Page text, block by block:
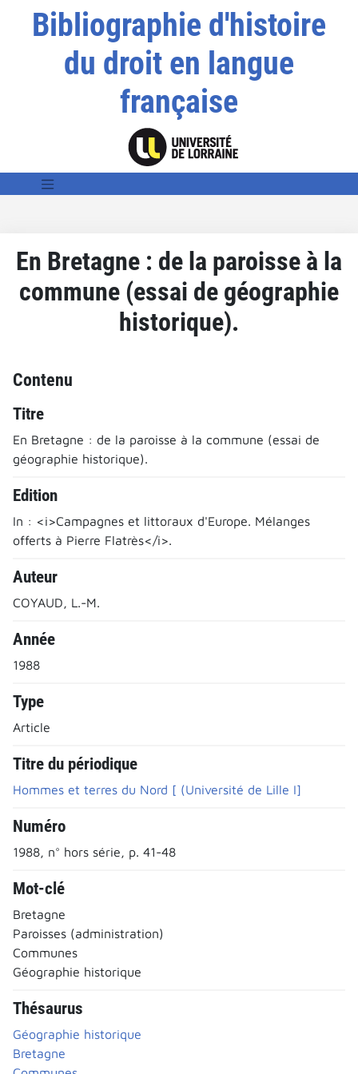
Bibliographie d'histoire
du droit en langue
française
En Bretagne : de la paroisse à la
commune (essai de géographie
historique).
Contenu
Titre
En Bretagne : de la paroisse à la commune (essai de
géographie historique).
Edition
In : <i>Campagnes et littoraux d'Europe. Mélanges
offerts à Pierre Flatrès</i>.
Auteur
COYAUD, L.-M.
Année
1988
Type
Article
Titre du périodique
Hommes et terres du Nord [ (Université de Lille I]
Numéro
1988, n° hors série, p. 41-48
Mot-clé
Bretagne
Paroisses (administration)
Communes
Géographie historique
Thésaurus
Géographie historique
Bretagne